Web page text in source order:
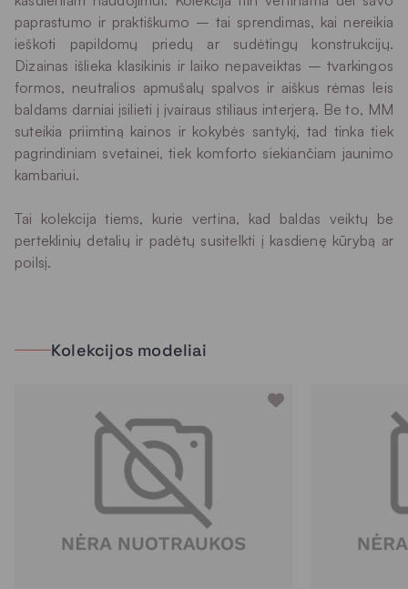
paprastumo ir praktiškumo – tai sprendimas, kai nereikia
ieškoti papildomų priedų ar sudėtingų konstrukcijų.
Dizainas išlieka klasikinis ir laiko nepaveiktas – tvarkingos
formos, neutralios apmušalų spalvos ir aiškus rėmas leis
baldams darniai įsilieti į įvairaus stiliaus interjerą. Be to, MM
suteikia priimtiną kainos ir kokybės santykį, tad tinka tiek
pagrindiniam svetainei, tiek komforto siekiančiam jaunimo
kambariui.
Tai kolekcija tiems, kurie vertina, kad baldas veiktų be
perteklinių detalių ir padėtų susitelkti į kasdienę kūrybą ar
poilsį.
Kolekcijos modeliai